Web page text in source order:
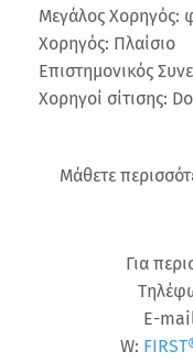
Μεγάλος Χορηγός:
Χορηγός: Πλαίσιο
Επιστημονικός
Χορηγοί σίτισης:
Μάθετε
Για
E-
W: